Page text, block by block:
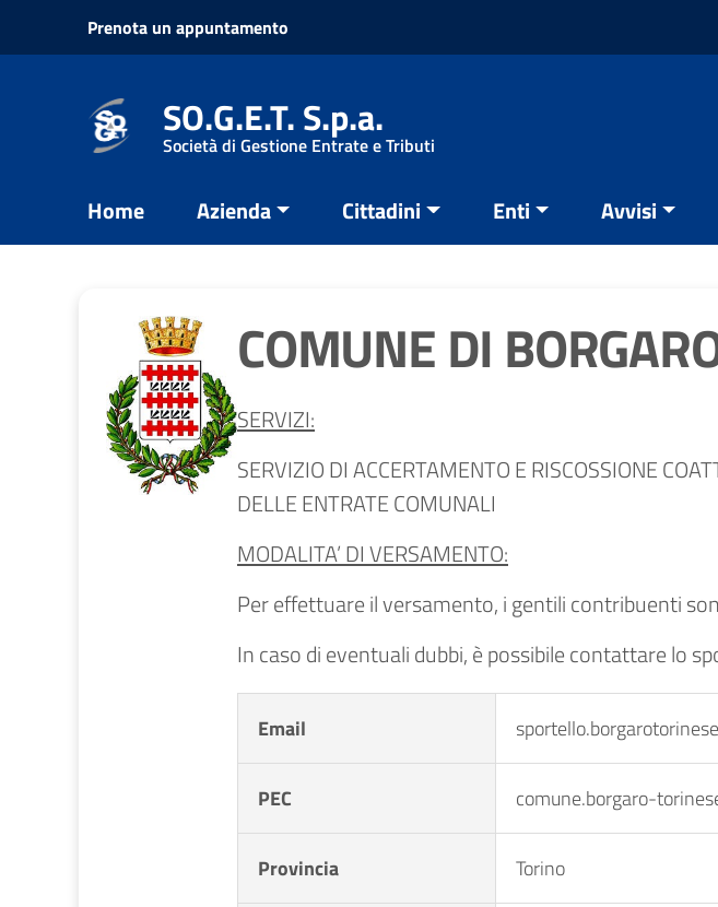
Vai ai contenuti
Vai al menu di navigazione
Prenota un appuntamento
SO.G.E.T. S.p.a.
Società di Gestione Entrate e Tributi
Home Azienda Cittadini Enti Avvisi
COMUNE DI
SERVIZI:
SERVIZIO DI ACCERTAMENTO E RISCOSSIONE
DELLE ENTRATE COMUNALI
MODALITA’ DI VERSAMENTO:
Per effettuare il versamento, i gentili contribuenti
In caso di eventuali dubbi, è possibile contattare lo
Email
PEC comune.borgaro-
Provincia Torino